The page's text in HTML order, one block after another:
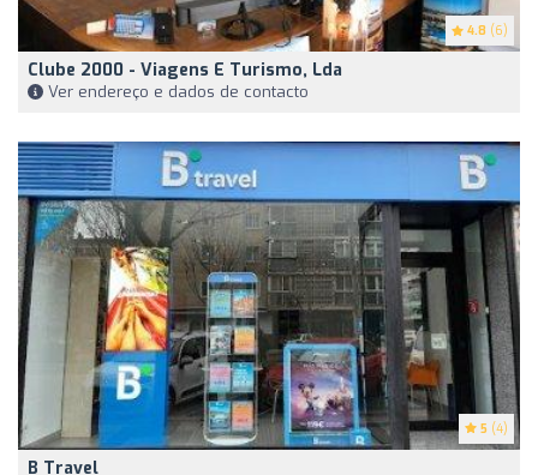
4.8 (6)
Clube 2000 - Viagens E Turismo, Lda
Ver endereço e dados de contacto
5 (4)
B Travel